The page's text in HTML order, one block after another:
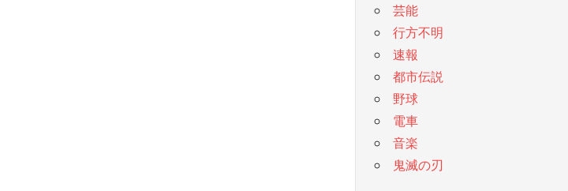
芸能
行方不明
速報
都市伝説
野球
電車
音楽
鬼滅の刃